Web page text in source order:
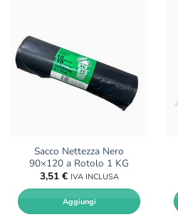
Sacco Nettezza Nero
90×120 a Rotolo 1 KG
3,51 € IVA INCLUSA
Aggiungi